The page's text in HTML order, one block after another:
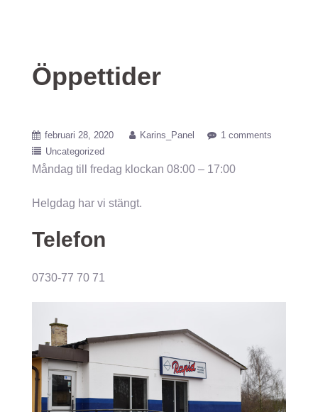
Öppettider
februari 28, 2020 Karins_Panel
1 comments
Uncategorized
Måndag till fredag klockan 08:00 – 17:00
Helgdag har vi stängt.
Telefon
0730-77 70 71